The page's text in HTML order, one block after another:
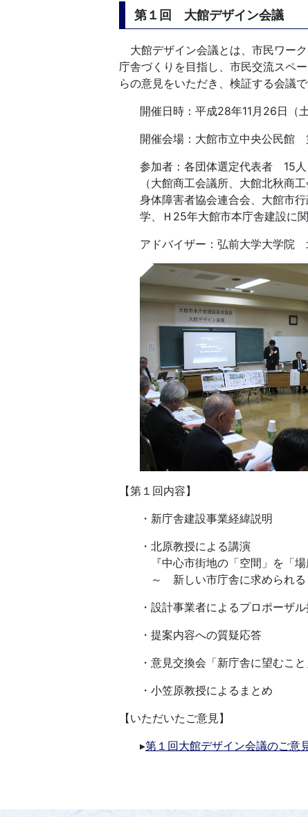
第１回 大館デザイン会議
大館デザイン会議とは、市民ワー
庁舎づくりを目指し、市民交流スペ
らの意見をいただき、検証する会議で
開催日時：平成28年11月26日
開催会場：大館市立中央公民館
参加者：各団体選定代表者 15人
（大館商工会議所、大館北秋商
身体障害者協会連合会、大館市
学、Ｈ25年大館市本庁舎建設に
アドバイザー：弘前大学大学
【第１回内容】
・新庁舎建設事業経緯説明
・北原教授による講演
『中心市街地の「空間」を「場
～ 新しい市庁舎に求められ
・設計事業者によるプロポーザ
・提案内容への質疑応答
・意見交換会「新庁舎に望むこと
・小笠原教授によるまとめ
【いただいたご意見】
▸第１回大館デザイン会議のご意